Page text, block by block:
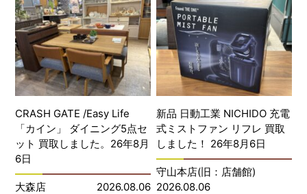
CRASH GATE /Easy Life
「カイン」 ダイニング5点セ
ット 買取しました。26年8月
6日
大森店 2026.08.06
新品 日動工業 NICHIDO 充電
式ミストファン リフレ 買取
しました！ 26年8月6日
守山本店(旧：店舗館)
2026.08.06